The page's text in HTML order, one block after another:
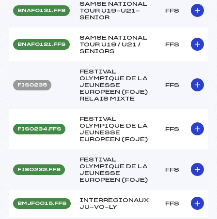
BNAF0131.FFS
SAMSE NATIONAL
TOUR U19-U21-
SENIOR
FFS
BNAF0121.FFS
SAMSE NATIONAL
TOUR U19 / U21 /
SENIORS
FFS
FIS0235
FESTIVAL
OLYMPIQUE DE LA
JEUNESSE
EUROPEEN (FOJE)
RELAIS MIXTE
FFS
FIS0234.FFS
FESTIVAL
OLYMPIQUE DE LA
JEUNESSE
EUROPEEN (FOJE)
FFS
FIS0232.FFS
FESTIVAL
OLYMPIQUE DE LA
JEUNESSE
EUROPEEN (FOJE)
FFS
BMJF0015.FFS
INTERREGIONAUX
JU-VO-LY
FFS